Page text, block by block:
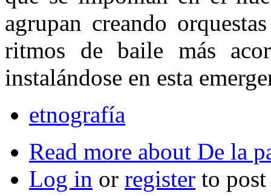
agrupan crean­do
ritmos de baile más
instalándose en esta
etnografía
Read more about De la
Log in or register to